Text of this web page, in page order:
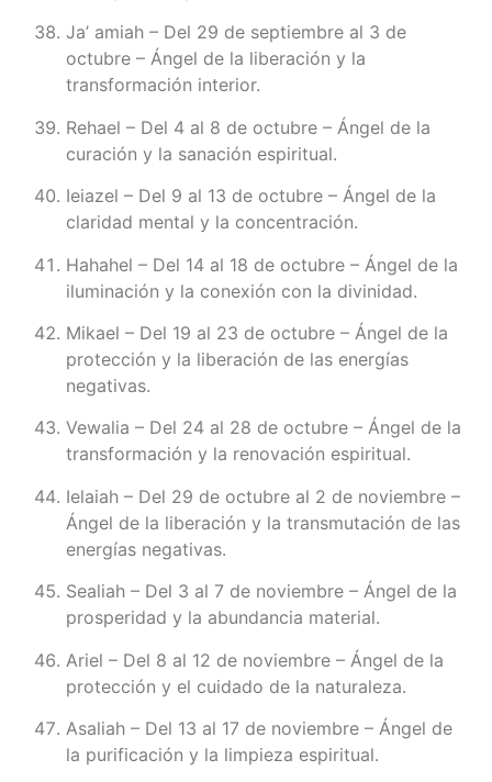
Ja’ amiah – Del 29 de septiembre al 3 de
octubre – Ángel de la liberación y la
transformación interior.
Rehael – Del 4 al 8 de octubre – Ángel de la
curación y la sanación espiritual.
Ieiazel – Del 9 al 13 de octubre – Ángel de la
claridad mental y la concentración.
Hahahel – Del 14 al 18 de octubre – Ángel de la
iluminación y la conexión con la divinidad.
Mikael – Del 19 al 23 de octubre – Ángel de la
protección y la liberación de las energías
negativas.
Vewalia – Del 24 al 28 de octubre – Ángel de la
transformación y la renovación espiritual.
Ielaiah – Del 29 de octubre al 2 de noviembre –
Ángel de la liberación y la transmutación de las
energías negativas.
Sealiah – Del 3 al 7 de noviembre – Ángel de la
prosperidad y la abundancia material.
Ariel – Del 8 al 12 de noviembre – Ángel de la
protección y el cuidado de la naturaleza.
Asaliah – Del 13 al 17 de noviembre – Ángel de
la purificación y la limpieza espiritual.